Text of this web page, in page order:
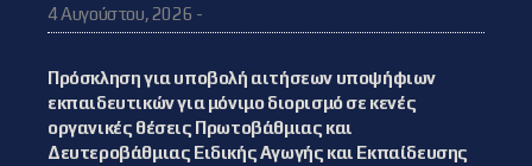
4 Αυγούστου, 2026 -
Πρόσκληση για υποβολή αιτήσεων υποψήφιων
εκπαιδευτικών για μόνιμο διορισμό σε κενές
οργανικές θέσεις Πρωτοβάθμιας και
Δευτεροβάθμιας Ειδικής Αγωγής και Εκπαίδευσης